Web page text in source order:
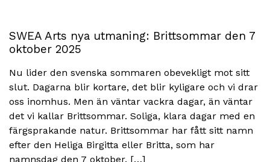
SWEA Arts nya utmaning: Brittsommar den 7
oktober 2025
Nu lider den svenska sommaren obevekligt mot sitt
slut. Dagarna blir kortare, det blir kyligare och vi drar
oss inomhus. Men än väntar vackra dagar, än väntar
det vi kallar Brittsommar. Soliga, klara dagar med en
färgsprakande natur. Brittsommar har fått sitt namn
efter den Heliga Birgitta eller Britta, som har
namnsdag den 7 oktober. […]